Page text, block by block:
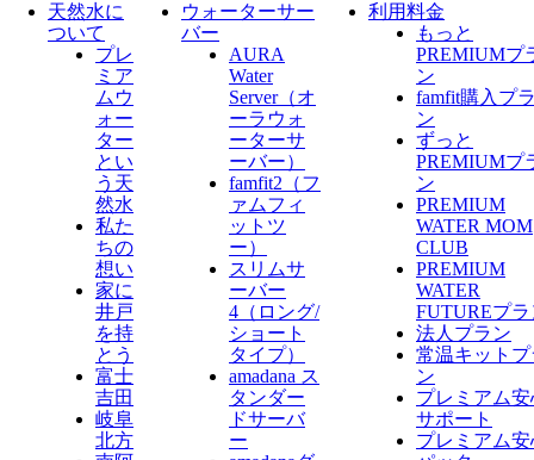
天然水に
ついて
プレ
ミア
ムウ
ォー
ター
とい
う天
然水
私た
ちの
想い
家に
井戸
を持
とう
富士
吉田
岐阜
北方
ウォーターサー
バー
AURA
Water
Server​（オ
ーラウォ
ーターサ
ーバー）
famfit2（フ
ァムフィ
ットツ
ー）
スリムサ
ーバー
4（ロング/
ショート
タイプ）
amadana ス
タンダー
ドサーバ
ー
利用料金
もっと
PREMIUMプ
ン
famfit購入プ
ン
ずっと
PREMIUMプ
ン
PREMIUM
WATER MOM
CLUB
PREMIUM
WATER
FUTUREプラ
法人プラン
常温キットプ
ン
プレミアム安
サポート
プレミアム安